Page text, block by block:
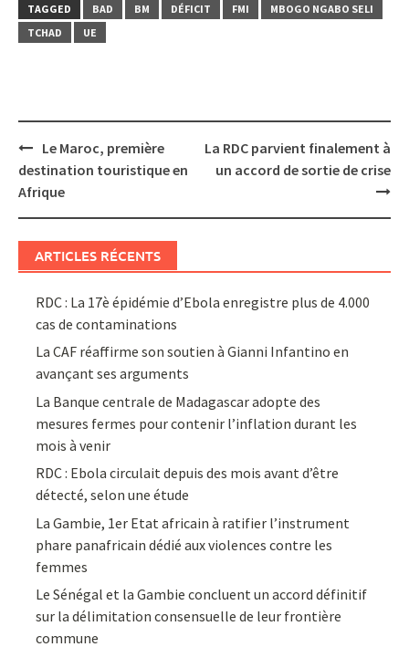
TAGGED
BAD BM DÉFICIT FMI
MBOGO NGABO SELI
TCHAD
UE
Post
navigation
Le Maroc, première
destination touristique en
Afrique
La RDC parvient finalement à
un accord de sortie de crise
ARTICLES RÉCENTS
RDC : La 17è épidémie d’Ebola enregistre plus de 4.000
cas de contaminations
La CAF réaffirme son soutien à Gianni Infantino en
avançant ses arguments
La Banque centrale de Madagascar adopte des
mesures fermes pour contenir l’inflation durant les
mois à venir
RDC : Ebola circulait depuis des mois avant d’être
détecté, selon une étude
La Gambie, 1er Etat africain à ratifier l’instrument
phare panafricain dédié aux violences contre les
femmes
Le Sénégal et la Gambie concluent un accord définitif
sur la délimitation consensuelle de leur frontière
commune